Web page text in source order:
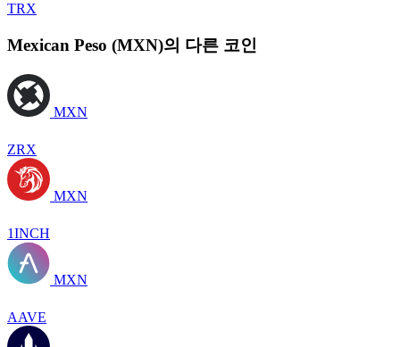
TRX
Mexican Peso (MXN)의 다른 코인
MXN
ZRX
MXN
1INCH
MXN
AAVE